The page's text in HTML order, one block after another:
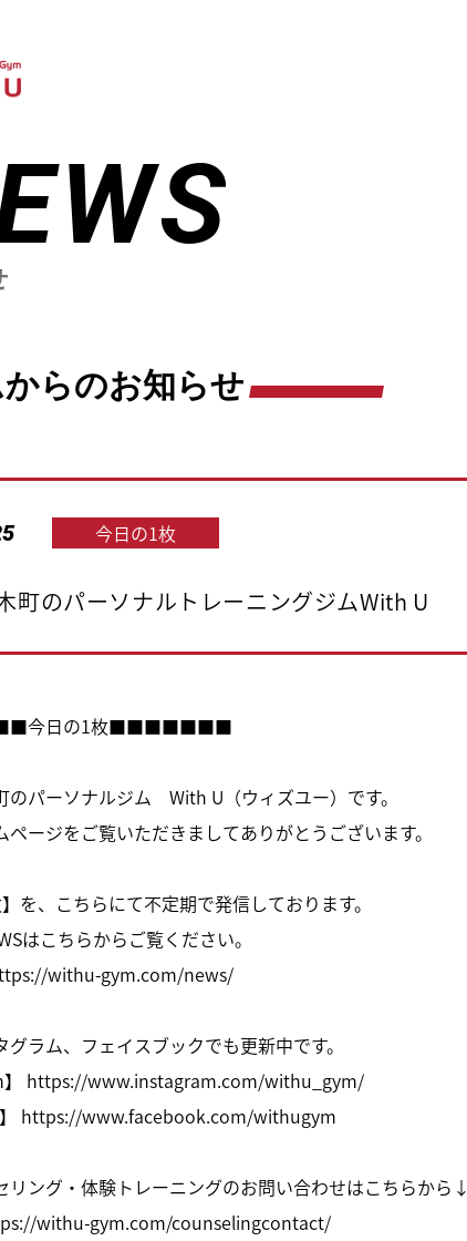
らのお知らせ
今日の1枚
町のパーソナルトレーニングジムWith U
今日の1枚■■■■■■■
のパーソナルジム With U（ウィズユー）です。
ページをご覧いただきましてありがとうございます。
】を、こちらにて不定期で発信しております。
はこちらからご覧ください。
withu-gym.com/news/
グラム、フェイスブックでも更新中です。
https://www.instagram.com/withu_gym/
https://www.facebook.com/withugym
リング・体験トレーニングのお問い合わせはこちらから↓
withu-gym.com/counselingcontact/